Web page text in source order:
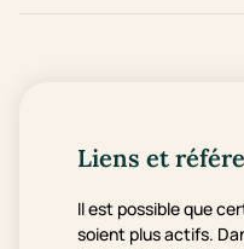
Liens et
Il est possible que
soient plus actifs.